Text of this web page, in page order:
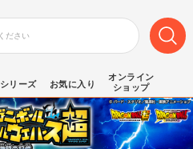
シリーズ お気に入り
オンライン
ショップ